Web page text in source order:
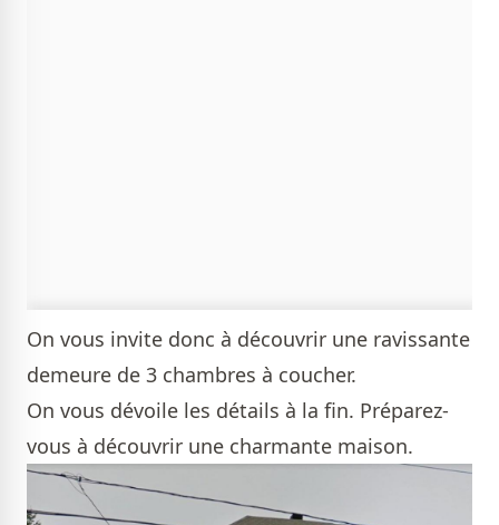
On vous invite donc à découvrir une ravissante
demeure de 3 chambres à coucher.
On vous dévoile les détails à la fin. Préparez-
vous à découvrir une charmante maison.